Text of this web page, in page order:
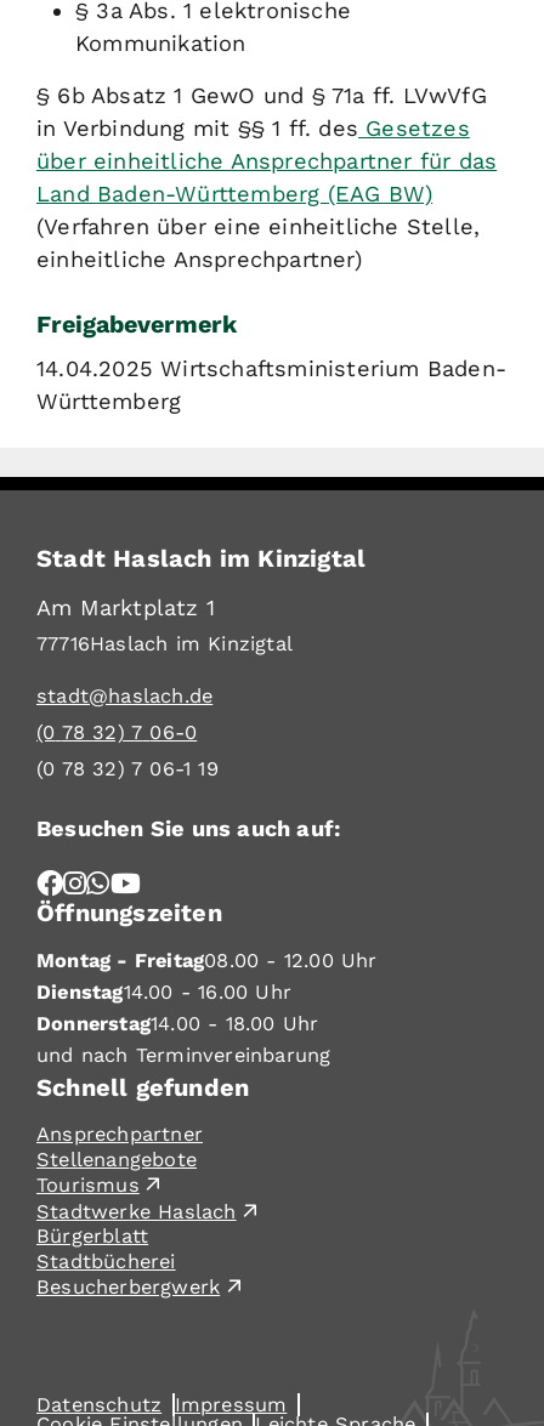
§ 3a Abs. 1 elektronische
Kommunikation
§ 6b Absatz 1 GewO und § 71a ff. LVwVfG
in Verbindung mit §§ 1 ff. des Gesetzes
über einheitliche Ansprechpartner für das
Land Baden-Württemberg (EAG BW)
(Verfahren über eine einheitliche Stelle,
einheitliche Ansprechpartner)
Freigabevermerk
14.04.2025 Wirtschaftsministerium Baden-
Württemberg
Stadt Haslach im Kinzigtal
Am Marktplatz 1
77716Haslach im Kinzigtal
stadt@haslach.de
(0 78 32) 7 06-0
(0 78 32) 7 06-1 19
Besuchen Sie uns auch auf:
Öffnungszeiten
Montag - Freitag08.00 - 12.00 Uhr
Dienstag14.00 - 16.00 Uhr
Donnerstag14.00 - 18.00 Uhr
und nach Terminvereinbarung
Schnell gefunden
Ansprechpartner
Stellenangebote
Tourismus
Stadtwerke Haslach
Bürgerblatt
Stadtbücherei
Besucherbergwerk
Datenschutz
Impressum